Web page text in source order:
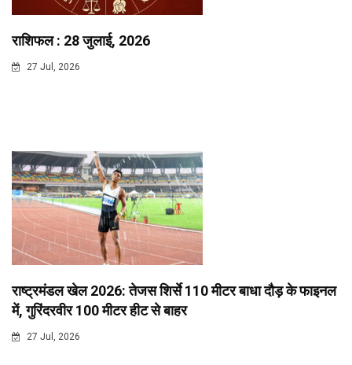
राशिफल : 28 जुलाई, 2026
27 Jul, 2026
राष्ट्रमंडल खेल 2026: तेजस शिर्से 110 मीटर बाधा दौड़ के फाइनल
में, गुरिंदरवीर 100 मीटर हीट से बाहर
27 Jul, 2026